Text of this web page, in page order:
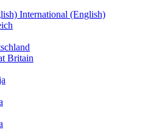
International (English)
Britain